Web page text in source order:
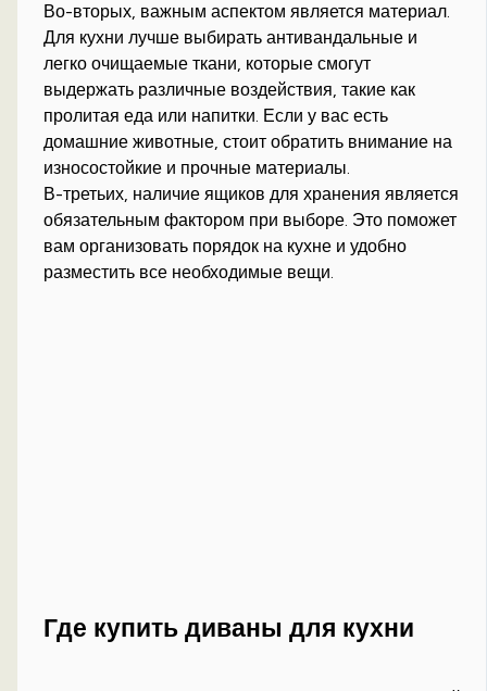
Во-вторых, важным аспектом является материал.
Для кухни лучше выбирать антивандальные и
легко очищаемые ткани, которые смогут
выдержать различные воздействия, такие как
пролитая еда или напитки. Если у вас есть
домашние животные, стоит обратить внимание на
износостойкие и прочные материалы.
В-третьих, наличие ящиков для хранения является
обязательным фактором при выборе. Это поможет
вам организовать порядок на кухне и удобно
разместить все необходимые вещи.
Где купить диваны для кухни